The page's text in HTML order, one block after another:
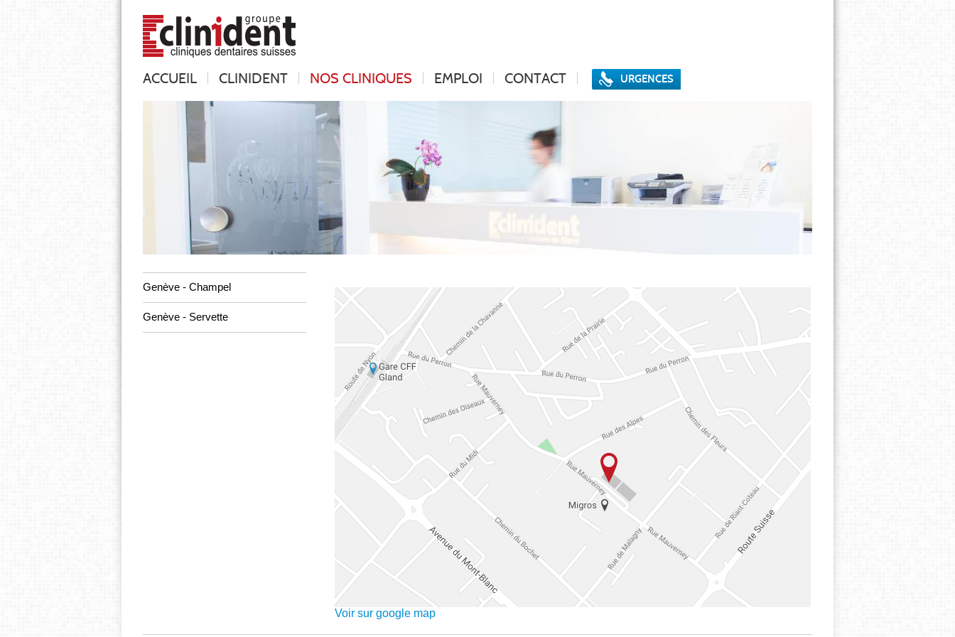
ACCUEIL CLINIDENT NOS CLINIQUES EMPLOI CONTACT URGENCES
Genève - Champel
Genève - Servette
Voir sur google map